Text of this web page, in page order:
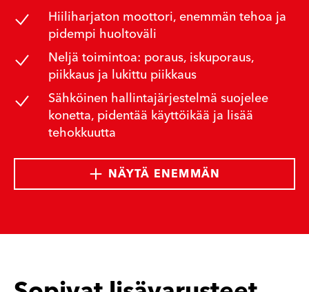
Hiiliharjaton moottori, enemmän tehoa ja
pidempi huoltoväli
Neljä toimintoa: poraus, iskuporaus,
piikkaus ja lukittu piikkaus
Sähköinen hallintajärjestelmä suojelee
konetta, pidentää käyttöikää ja lisää
tehokkuutta
NÄYTÄ ENEMMÄN